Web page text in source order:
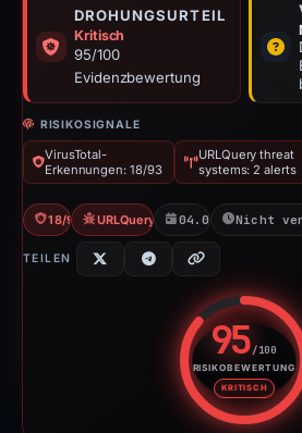
DROHUNGSURTEIL
Kritisch
95/100
Evidenzbewertung
RISIKOSIGNALE
VirusTotal-
Erkennungen: 18/93
URLQuery threat
systems: 2 alerts
18/93 VTURLQuery: 2 threat alerts
04.01.2026Nicht
TEILEN
95/100
RISIKOBEWERTUNG
KRITISCH